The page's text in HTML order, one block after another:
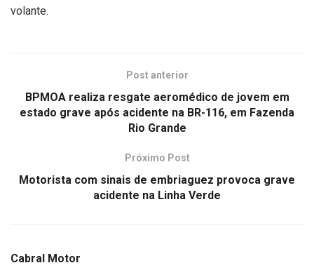
volante.
Post anterior
BPMOA realiza resgate aeromédico de jovem em
estado grave após acidente na BR-116, em Fazenda
Rio Grande
Próximo Post
Motorista com sinais de embriaguez provoca grave
acidente na Linha Verde
Cabral Motor